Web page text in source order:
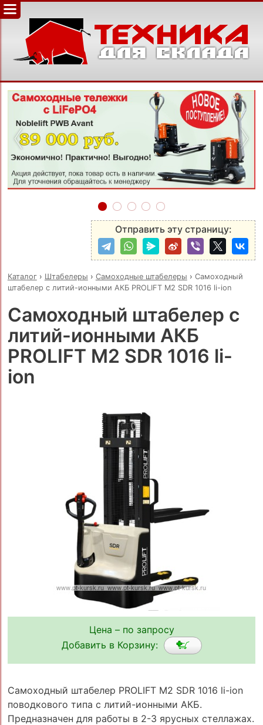
‹ ›
Отправить эту страницу:
Каталог› Штабелеры › Самоходные штабелеры › Самоходный
штабелер с литий-ионными АКБ PROLIFT M2 SDR 1016 li-ion
Самоходный штабелер с
литий-ионными АКБ
PROLIFT M2 SDR 1016 li-
ion
Цена – по запросу
Добавить в Корзину:
Самоходный штабелер PROLIFT M2 SDR 1016 li-ion
поводкового типа с литий-ионными АКБ.
Предназначен для работы в 2-3 ярусных стеллажах.